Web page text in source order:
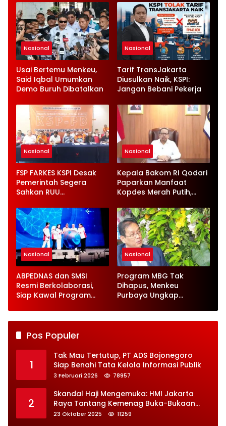
Nasional
Usai Bertemu Menkeu,
Said Iqbal Umumkan
Demo Buruh Dibatalkan
Nasional
Tarif TransJakarta
Diusulkan Naik, KSPI:
Jangan Bebani Pekerja
Nasional
FSP FARKES KSPI Desak
Pemerintah Segera
Sahkan RUU
Nasional
Kepala Bakom RI Qodari
Paparkan Manfaat
Kopdes Merah Putih,
Kerja
Nasional
ABPEDNAS dan SMSI
Resmi Berkolaborasi,
Siap Kawal Program
Nasional
Program MBG Tak
Dihapus, Menkeu
Purbaya Ungkap
besaran
Pos Populer
1
Tak Mau Tertutup, PT ADS Bojonegoro
Siap Benahi Tata Kelola Informasi Publik
3 Februari 2026 78957
2
Skandal Haji Mengemuka: HMI Jakarta
Raya Tantang Kemenag Buka-Bukaan
Soal Kontrak Syarekah Bermasalah
23 Oktober 2025 11259